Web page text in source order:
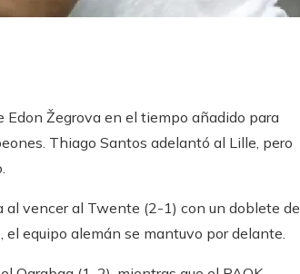
Edon Žegrova en el tiempo añadido para
Thiago Santos adelantó al Lille, pero
al vencer al Twente (2-1) con un doblete de
equipo alemán se mantuvo por delante.